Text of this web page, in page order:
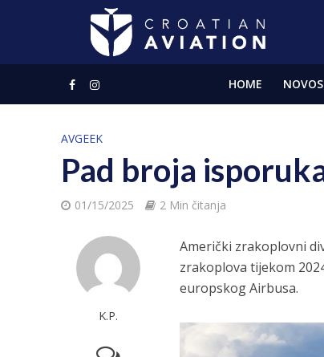
HOME
AVGEEK
Pad broja
01/15/2025 2 Min čitanja
K.P.
Američki zrakoplovni
zrakoplova tijekom
europskog Airbusa.